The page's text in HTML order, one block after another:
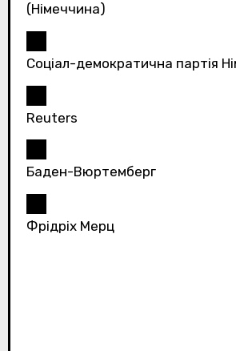
(Німеччина)
Соціал-демократична партія
Reuters
Баден-Вюртемберг
Фрідріх Мерц